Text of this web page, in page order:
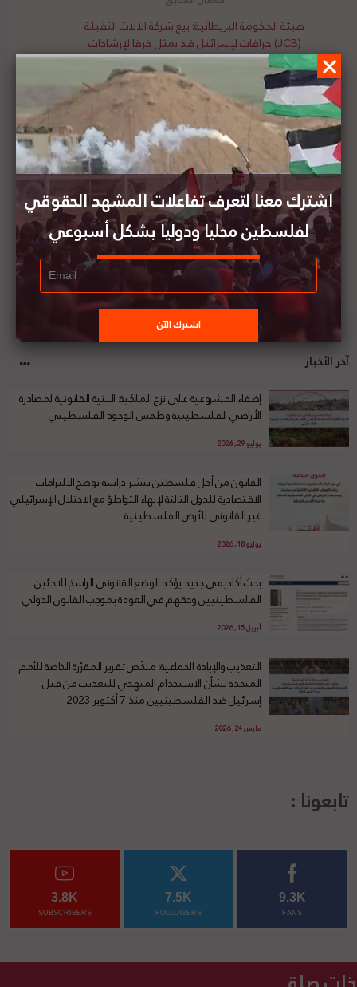
هيئة الحكومة البريطانية: بيع شركة الآلات الثقيلة
(JCB) جرافات لإسرائيل قد يمثل خرقا لإرشادات
منظمة التعاون الاقتصادي
الناطق الرسمي باسم الرئاسة الفلسطينية نبيل أبو
ردينة يدين "بناء آلاف الوحدات الاستيطانية الجديدة
على الأراضي الفلسطينية"
آخر الأخبار
إضفاء المشروعية على نزع الملكية: البنية القانونية لمصادرة
الأراضي الفلسطينية وطمس الوجود الفلسطيني
يوليو 29, 2026
القانون من أجل فلسطين تنشر دراسة توضح الالتزامات
الاقتصادية للدول الثالثة لإنهاء التواطؤ مع الاحتلال الإسرائيلي
غير القانوني للأرض الفلسطينية
يوليو 18, 2026
بحث أكاديمي جديد يؤكد الوضع القانوني الراسخ للاجئين
الفلسطينيين وحقهم في العودة بموجب القانون الدولي
أبريل 15, 2026
التعذيب والإبادة الجماعية: ملخّص تقرير المقرّرة الخاصة للأمم
المتحدة بشأن الاستخدام المنهجي للتعذيب من قبل
إسرائيل ضد الفلسطينيين منذ 7 أكتوبر 2023
مارس 24, 2026
تابعونا :
9.3K
FANS
7.5K
FOLLOWERS
3.8K
SUBSCRIBERS
اشترك معنا لتعرف تفاعلات المشهد الحقوقي
لفلسطين محليا ودوليا بشكل أسبوعي